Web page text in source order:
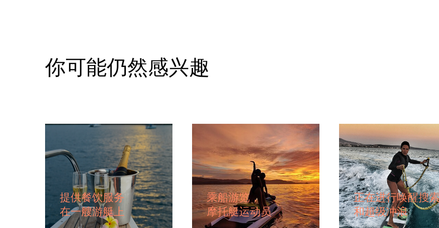
你可能仍然感兴趣
提供餐饮服务
在一艘游艇上
乘船游览，
摩托艇运动员
正在进行唤醒搜
和超级冲浪